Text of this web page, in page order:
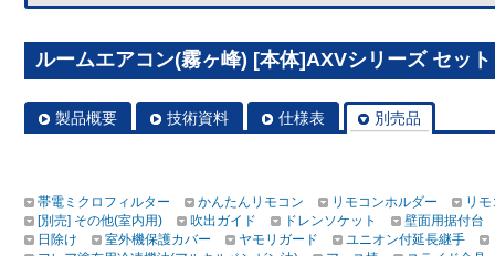
ルームエアコン(霧ヶ峰) [本体]AXVシリーズ セッ
製品概要 技術資料 仕様表 別売品
帯電ミクロフィルター かんたんリモコン リモコンホルダー
リ
[別売] その他(室内用)
吹出ガイド ドレンソケット
壁面用据付台
日除け
室外機保護カバー ヤモリガード ユニオン付延長継手